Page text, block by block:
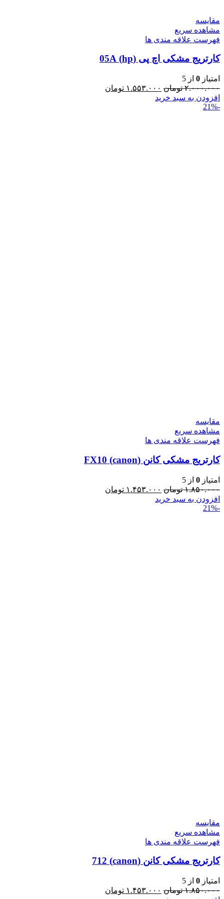
مقایسه
مشاهده سریع
فهرست علاقه مندی ها
کارتریج مشکی اچ پی (hp) 05A
امتیاز 0 از 5
۲.۰۰۰.۰۰۰ تومان ۱.۵۵۳.۰۰۰ تومان
افزودن به سبد خرید
-21%
مقایسه
مشاهده سریع
فهرست علاقه مندی ها
کارتریج مشکی کانن (canon) FX10
امتیاز 0 از 5
۱.۸۵۰.۰۰۰ تومان ۱.۴۵۳.۰۰۰ تومان
افزودن به سبد خرید
-21%
مقایسه
مشاهده سریع
فهرست علاقه مندی ها
کارتریج مشکی کانن (canon) 712
امتیاز 0 از 5
۱.۸۵۰.۰۰۰ تومان ۱.۴۵۳.۰۰۰ تومان